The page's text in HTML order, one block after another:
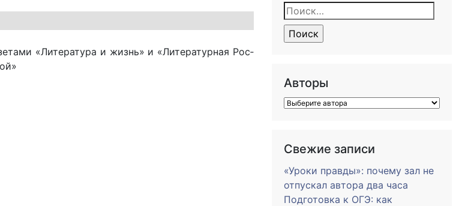
«Ли­те­ра­ту­ра и жизнь» и «Ли­те­ра­тур­ная Рос­
Найти:
Авторы
Свежие записи
«Уроки правды»: почему зал не
отпускал автора два часа
Подготовка к ОГЭ: как